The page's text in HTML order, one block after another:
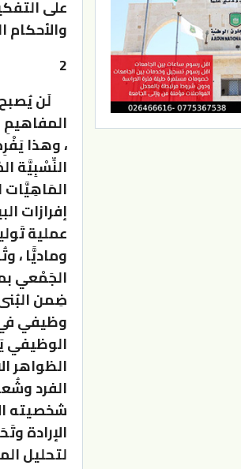
على
والأحكام
2
لَن يُصبح
المفاهيمِ
، وهذا
النِّسْبِيَّة
المَاهِيَّات
إفرازات
عملية
وماديًّا ،
الجَمْعي
ضِمن البُنى
وظيفي في
الوظيفي
الظواهر
الفرد
شخصيته
الإرادة
لتحليل